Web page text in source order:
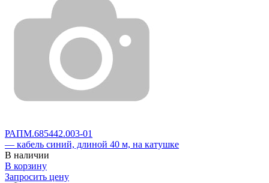
РАПМ.685442.003-01
— кабель синий, длиной 40 м, на катушке
В наличии
В корзину
Запросить цену